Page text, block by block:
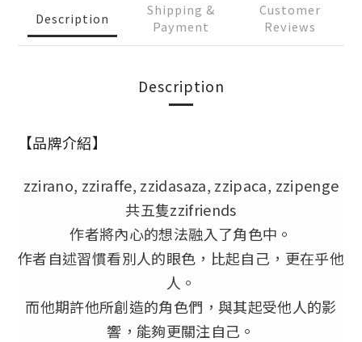
Description
Shipping &
Payment
Customer
Reviews
Description
【品牌介紹】
zzirano, zziraffe, zzidasaza, zzipaca, zzipenge
共五隻zzifriends
作者將內心的想法融入了角色中。
作者自述習慣看別人的眼色，比起自己，更在乎他
人。
而他期許他所創造的角色們，與其起受他人的影
響，能夠更關注自己。